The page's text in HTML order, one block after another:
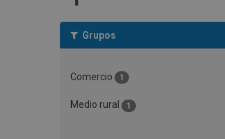
Grupos
Comercio 1
Medio rural 1